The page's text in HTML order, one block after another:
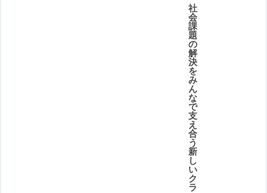
社
会
課
題
の
解
決
を
み
ん
な
で
支
え
合
う
新
し
い
ク
ラ